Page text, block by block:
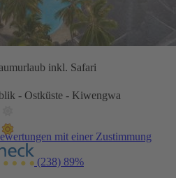
inkl. Safari
- Ostküste - Kiwengwa
mit einer Zustimmung
(238) 89%